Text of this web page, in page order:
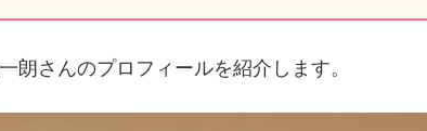
朗さんのプロフィールを紹介します。